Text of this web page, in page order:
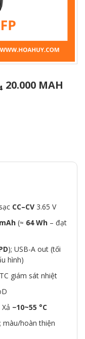
20.000 MAH
CC–CV 3.65 V
(≈ 64 Wh – đạt
); USB-A out (tối
hình)
giám sát nhiệt
Xả −10~55 °C
; màu/hoàn thiện